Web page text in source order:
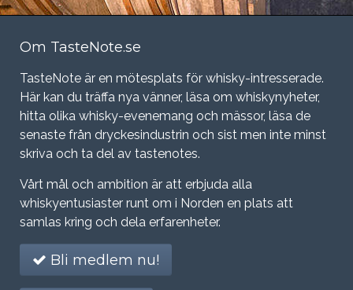
Om TasteNote.se
TasteNote är en mötesplats för whisky-intresserade.
Här kan du träffa nya vänner, läsa om whiskynyheter,
hitta olika whisky-evenemang och mässor, läsa de
senaste från dryckesindustrin och sist men inte minst
skriva och ta del av tastenotes.
Vårt mål och ambition är att erbjuda alla
whiskyentusiaster runt om i Norden en plats att
samlas kring och dela erfarenheter.
Bli medlem nu!